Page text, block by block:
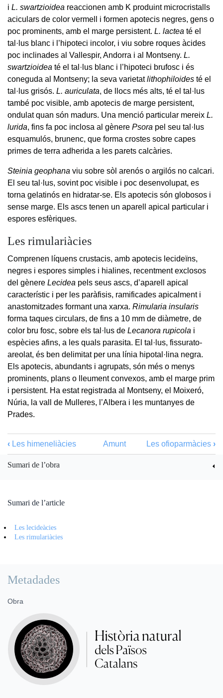
i L. swartzioidea reaccionen amb K produint microcristalls
aciculars de color vermell i formen apotecis negres, gens o
poc prominents, amb el marge persistent. L. lactea té el
tal·lus blanc i l’hipoteci incolor, i viu sobre roques àcides
poc inclinades al Vallespir, Andorra i al Montseny. L.
swartzioidea té el tal·lus blanc i l’hipoteci brufosc i és
coneguda al Montseny; la seva varietatlithophiloides té el
tal·lus grisós. L. auriculata, de llocs més alts, té el tal·lus
també poc visible, amb apotecis de marge persistent,
ondulat quan són madurs. Una menció particular mereix L.
lurida, fins fa poc inclosa al gènere Psora pel seu tal·lus
esquamulós, brunenc, que forma crostes sobre capes
primes de terra adherida a les parets calcàries.
Steinia geophana viu sobre sòl arenós o argilós no calcari.
El seu tal·lus, sovint poc visible i poc desenvolupat, es
torna gelatinós en hidratar-se. Els apotecis són globosos i
sense marge. Els ascs tenen un aparell apical particular i
espores esfèriques.
Les rimulariàcies
Comprenen líquens crustacis, amb apotecis lecideïns,
negres i espores simples i hialines, recentment exclosos
del gènere Lecidea pels seus ascs, d’aparell apical
característic i per les paràfisis, ramificades apicalment i
anastomitzades formant una xarxa. Rimularia insularis
forma taques circulars, de fins a 10 mm de diàmetre, de
color bru fosc, sobre els tal·lus de Lecanora rupicola i
espècies afins, a les quals parasita. El tal·lus, fissurato-
areolat, és ben delimitat per una línia hipotal·lina negra.
Els apotecis, abundants i agrupats, són més o menys
prominents, plans o lleument convexos, amb el marge prim
i persistent. Ha estat registrada al Montseny, el Moixeró,
Núria, la vall de Mulleres, l’Albera i les muntanyes de
Prades.
‹ Les himeneliàcies Amunt Les ofioparmàcies ›
Sumari de l’obra
Sumari de l’article
Les lecideàcies
Les rimulariàcies
Metadades
Obra